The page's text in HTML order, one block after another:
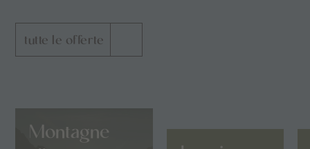
tutte le offerte
Montagne